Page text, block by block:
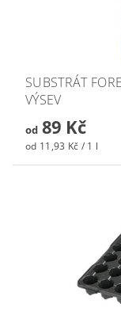
SUBSTRÁT
VÝSEV
od89 Kč
od 11,93 Kč / 1 l